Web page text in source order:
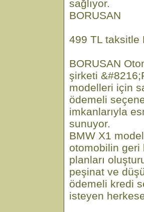
sağlıyor.
BORUSAN
499 TL taksitle
BORUSAN
şirketi
modelleri için
ödemeli
imkanlarıyla
sunuyor.
BMW X1
otomobilin geri
planları
peşinat ve
ödemeli kredi
isteyen